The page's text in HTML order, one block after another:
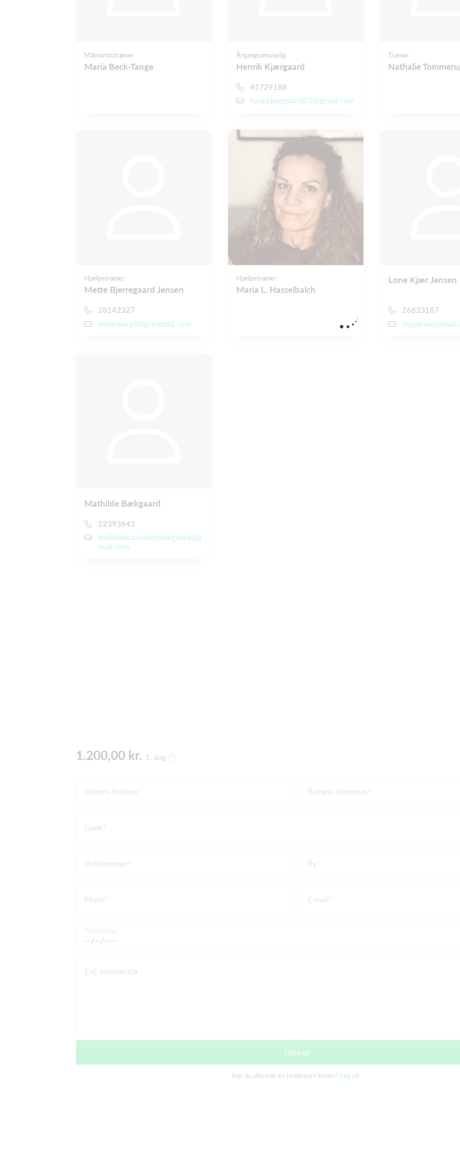
Målmandstræner
Maria Beck-Tange
Årgangsansvarlig
Henrik Kjærgaard
41729188
hankkjaergaard10@gmail.com
Træner
Nathalie
Hjælpetræner
Mette Bjerregaard Jensen
28142327
metteberg88@hotmail.com
Hjælpetræner
Maria L. Hasselbalch
Lone Kjær Jensen
26833187
Mathilde Bækgaard
22393643
mathildecarolinebaekgaard@g
mail.com
1.200,00 kr. 1. aug
Barnets fornavn Barnets efternavn
Gade
Postnummer By
Mobil E-mail
Evt. kommentar
Tilmeld
Har du allerede en Holdsport-konto? Log på